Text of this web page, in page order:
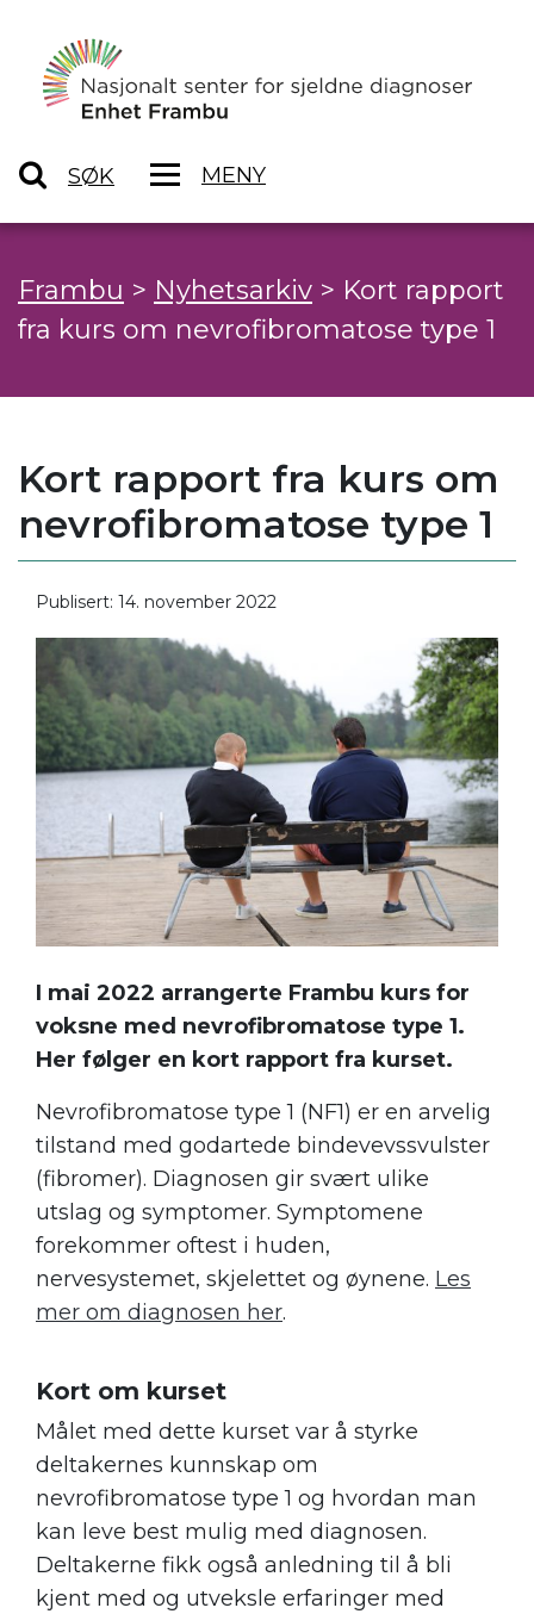
SØK MENY
Frambu > Nyhetsarkiv > Kort rapport
fra kurs om nevrofibromatose type 1
Kort rapport fra kurs om
nevrofibromatose type 1
Publisert: 14. november 2022
I mai 2022 arrangerte Frambu kurs for
voksne med nevrofibromatose type 1.
Her følger en kort rapport fra kurset.
Nevrofibromatose type 1 (NF1) er en arvelig
tilstand med godartede bindevevssvulster
(fibromer). Diagnosen gir svært ulike
utslag og symptomer. Symptomene
forekommer oftest i huden,
nervesystemet, skjelettet og øynene. Les
mer om diagnosen her.
Kort om kurset
Målet med dette kurset var å styrke
deltakernes kunnskap om
nevrofibromatose type 1 og hvordan man
kan leve best mulig med diagnosen.
Deltakerne fikk også anledning til å bli
kjent med og utveksle erfaringer med